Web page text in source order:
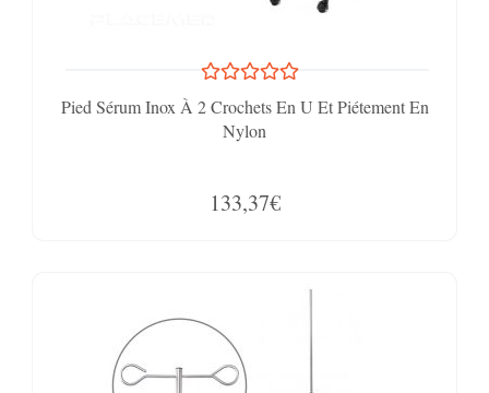
Pied Sérum Inox À 2 Crochets En U Et Piétement En
Nylon
133,37€